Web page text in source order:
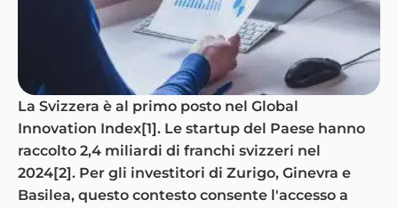
La Svizzera è al primo posto nel Global
Innovation Index[1]. Le startup del Paese hanno
raccolto 2,4 miliardi di franchi svizzeri nel
2024[2]. Per gli investitori di Zurigo, Ginevra e
Basilea, questo contesto consente l'accesso a